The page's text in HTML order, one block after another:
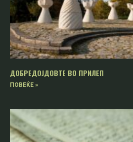
ДОБРЕДОЈДОВТЕ ВО ПРИЛЕП
ПОВЕЌЕ »